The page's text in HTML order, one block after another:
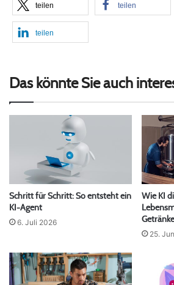
teilen teilen
teilen
Das könnte Sie auch
Schritt für Schritt: So entsteht ein
KI-Agent
6. Juli 2026
Wie KI
25.